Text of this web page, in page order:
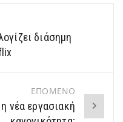
διάσημη
ΕΠΟΜΕΝΟ
νέα εργασιακή